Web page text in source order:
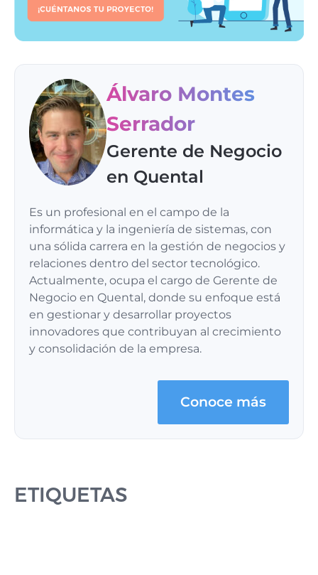
Álvaro Montes
Serrador
Gerente de Negocio
en Quental
Es un profesional en el campo de la
informática y la ingeniería de sistemas, con
una sólida carrera en la gestión de negocios y
relaciones dentro del sector tecnológico.
Actualmente, ocupa el cargo de Gerente de
Negocio en Quental, donde su enfoque está
en gestionar y desarrollar proyectos
innovadores que contribuyan al crecimiento
y consolidación de la empresa.
Conoce más
ETIQUETAS